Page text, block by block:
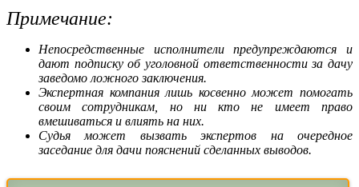
Примечание:
Непосредственные исполнители предупреждаются и
дают подписку об уголовной ответственности за дачу
заведомо ложного заключения.
Экспертная компания лишь косвенно может помогать
своим сотрудникам, но ни кто не имеет право
вмешиваться и влиять на них.
Судья может вызвать экспертов на очередное
заседание для дачи пояснений сделанных выводов.